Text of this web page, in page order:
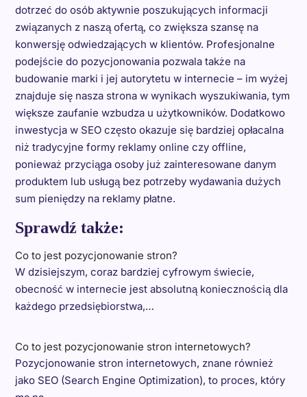
dotrzeć do osób aktywnie poszukujących informacji
związanych z naszą ofertą, co zwiększa szansę na
konwersję odwiedzających w klientów. Profesjonalne
podejście do pozycjonowania pozwala także na
budowanie marki i jej autorytetu w internecie – im wyżej
znajduje się nasza strona w wynikach wyszukiwania, tym
większe zaufanie wzbudza u użytkowników. Dodatkowo
inwestycja w SEO często okazuje się bardziej opłacalna
niż tradycyjne formy reklamy online czy offline,
ponieważ przyciąga osoby już zainteresowane danym
produktem lub usługą bez potrzeby wydawania dużych
sum pieniędzy na reklamy płatne.
Sprawdź także:
Co to jest pozycjonowanie stron?
W dzisiejszym, coraz bardziej cyfrowym świecie,
obecność w internecie jest absolutną koniecznością dla
każdego przedsiębiorstwa,…
Co to jest pozycjonowanie stron internetowych?
Pozycjonowanie stron internetowych, znane również
jako SEO (Search Engine Optimization), to proces, który